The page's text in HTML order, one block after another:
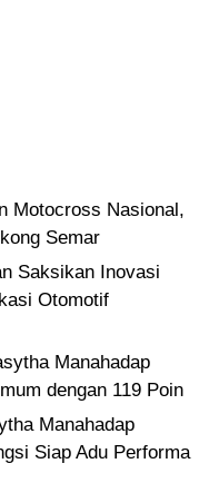
Motocross Nasional,
Semar
Saksikan Inovasi
Otomotif
Manahadap
dengan 119 Poin
Manahadap
Siap Adu Performa